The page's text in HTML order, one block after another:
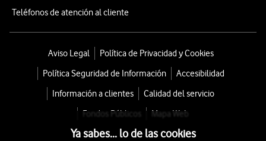
Teléfonos de atención al cliente
Aviso Legal
Política de Privacidad y Cookies
Política Seguridad de Información
Accesibilidad
Información a clientes
Calidad del servicio
Fondos Públicos
Mapa Web
Ya sabes... lo de las cookies